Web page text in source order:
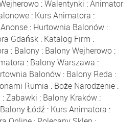
:Walentynki :Animator
: Kurs Animatora :
Anonse : Hurtownia Balonów :
Gdańsk : Katalog Firm :
: Balony: Balony Wejherowo:
: Balony Warszawa :
Balonów : Balony Reda :
Rumia : Boże Narodzenie:
:Zabawki : Balony Kraków :
Balony Łódź : Kurs Animatora :